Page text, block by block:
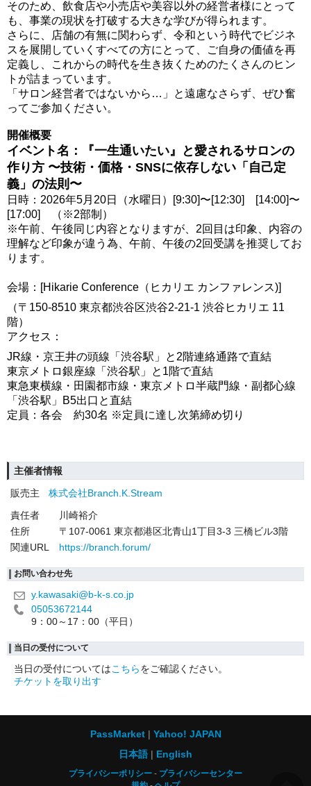
そのため、飲食店や小売店や美容以外の経営者様にとって
も、事業の現状を打破する大きな学びが得られます。
さらに、店舗の有無に関わらず、令和という時代でビジネ
スを展開していくすべての方にとって、ご自身の価値を再
定義し、これからの時代を生き抜くためのたくさんのヒン
トが詰まっています。
「サロン経営者ではないから…」と遠慮なさらず、ぜひ奮
ってご参加ください。
開催概要
イベント名：『一生通いたい』と愛されるサロンの
作り方 〜技術・価格・SNSに依存しない「自己定
義」の法則〜
日時：2026年5月20日（水曜日）[9:30]〜[12:30] [14:00]〜
[17:00] （※2部制）
※午前、午後同じ内容となりますが、2回目は印象、内容の
理解など印象が違う為、午前、午後の2回受講を推奨してお
ります。
会場：[Hikarie Conference（ヒカリエ カンファレンス)]
（〒150-8510 東京都渋谷区渋谷2-21-1 渋谷ヒカリエ 11
階）
アクセス：
JR線・京王井の頭線「渋谷駅」と2階連絡通路で直結
東京メトロ銀座線「渋谷駅」と1階で直結
東急東横線・田園都市線・東京メトロ半蔵門線・副都心線
「渋谷駅」B5出口と直結
定員：各会 約30名 ※定員に達し次第締め切り
主催者情報
販売主
株式会社Branch.K.Stream
責任者
川崎裕介
住所
〒107-0061 東京都港区北青山1丁目3-3 三橋ビル3階
関連URL
https://branch.forum/
お問い合わせ先
y.kawasaki@b-k-s.co.jp
05053672144
9：00～17：00（平日）
当日の受付について
当日の受付についてはこちらをご確認ください。
チケットを取り出す
PassMarket
Yahoo! JAPAN
日本語
English
プライバシーポリシー
プライバシーセンター